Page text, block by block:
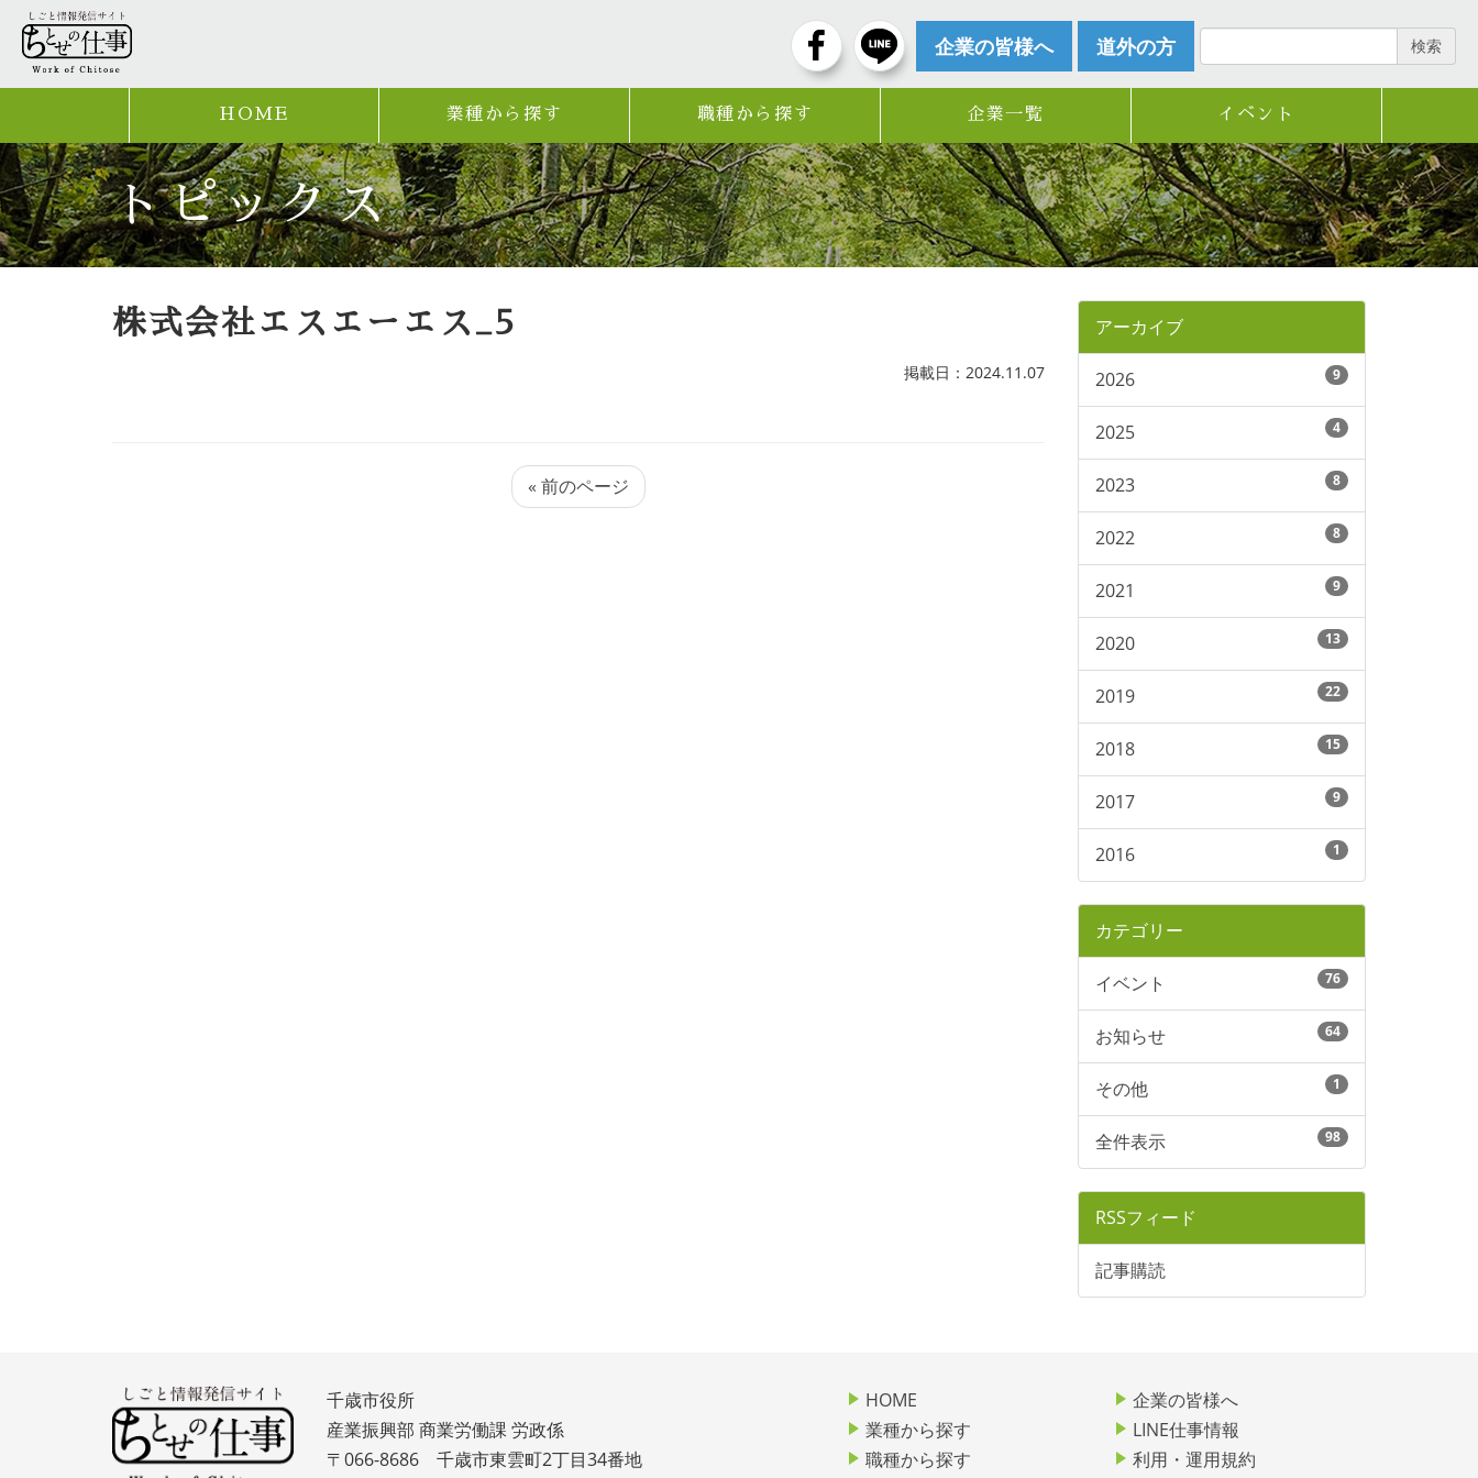
企業の皆様へ 道外の方 検索
HOME 業種から探す 職種から探す 企業一覧 イベント
トピックス
株式会社エスエーエス_5
掲載日：2024.11.07
« 前のページ
アーカイブ
2026 9
2025 4
2023 8
2022 8
2021 9
2020 13
2019 22
2018 15
2017 9
2016 1
カテゴリー
イベント 76
お知らせ 64
その他 1
全件表示 98
RSSフィード
記事購読
千歳市役所
産業振興部 商業労働課 労政係
〒066-8686 千歳市東雲町2丁目34番地
HOME
業種から探す
職種から探す
企業の皆様へ
LINE仕事情報
利用・運用規約